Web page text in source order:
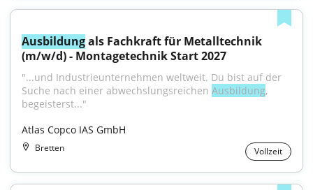
Ausbildung als Fachkraft für Metalltechnik
(m/w/d) - Montagetechnik Start 2027
"...und Industrieunternehmen weltweit. Du bist auf der
Suche nach einer abwechslungsreichen Ausbildung,
begeisterst..."
Atlas Copco IAS GmbH
Bretten Vollzeit